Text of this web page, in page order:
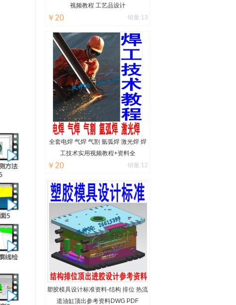
视频教程 工艺品设计
￥20 销量:13
全套电焊 气焊 气割 氩弧焊 激光焊 焊
工技术实用视频教程+资料全
￥20 销量:12
塑胶模具设计标准资料-结构 排位 热流
道油缸顶出参考资料DWG PDF